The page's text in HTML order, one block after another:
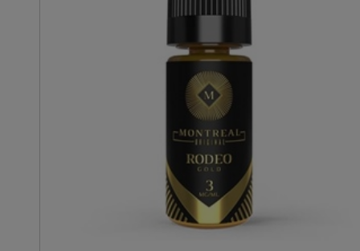
création d'une clarté
aromatique exemplaire.
juice se concentre sur la
chair nacrée du fruit rose,
révélant une texture
fondante et un parfum
naturellement désaltérant.
Une recette qui mise une
vape cristalline et épurée.